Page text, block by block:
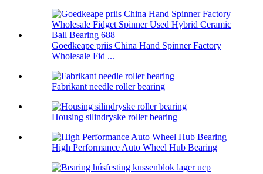
Goedkeape priis China Hand Spinner Factory
Wholesale Fid ...
Fabrikant needle roller bearing
Housing silindryske roller bearing
High Performance Auto Wheel Hub Bearing